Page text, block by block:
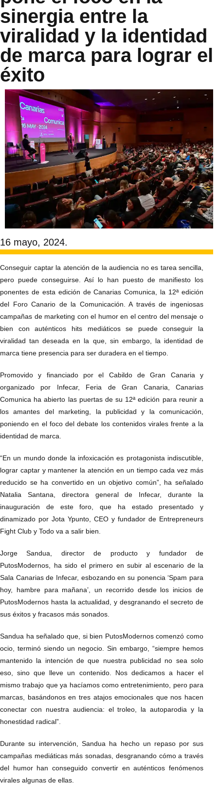
sinergia entre la
viralidad y la identidad
de marca para lograr el
éxito
16 mayo, 2024.
Conseguir captar la atención de la audiencia no es tarea sencilla,
pero puede conseguirse. Así lo han puesto de manifiesto los
ponentes de esta edición de Canarias Comunica, la 12ª edición
del Foro Canario de la Comunicación. A través de ingeniosas
campañas de marketing con el humor en el centro del mensaje o
bien con auténticos hits mediáticos se puede conseguir la
viralidad tan deseada en la que, sin embargo, la identidad de
marca tiene presencia para ser duradera en el tiempo.
Promovido y financiado por el Cabildo de Gran Canaria y
organizado por Infecar, Feria de Gran Canaria, Canarias
Comunica ha abierto las puertas de su 12ª edición para reunir a
los amantes del marketing, la publicidad y la comunicación,
poniendo en el foco del debate los contenidos virales frente a la
identidad de marca.
“En un mundo donde la infoxicación es protagonista indiscutible,
lograr captar y mantener la atención en un tiempo cada vez más
reducido se ha convertido en un objetivo común”, ha señalado
Natalia Santana, directora general de Infecar, durante la
inauguración de este foro, que ha estado presentado y
dinamizado por Jota Ypunto, CEO y fundador de Entrepreneurs
Fight Club y Todo va a salir bien.
Jorge Sandua, director de producto y fundador de
PutosModernos, ha sido el primero en subir al escenario de la
Sala Canarias de Infecar, esbozando en su ponencia ‘Spam para
hoy, hambre para mañana’, un recorrido desde los inicios de
PutosModernos hasta la actualidad, y desgranando el secreto de
sus éxitos y fracasos más sonados.
Sandua ha señalado que, si bien PutosModernos comenzó como
ocio, terminó siendo un negocio. Sin embargo, “siempre hemos
mantenido la intención de que nuestra publicidad no sea solo
eso, sino que lleve un contenido. Nos dedicamos a hacer el
mismo trabajo que ya hacíamos como entretenimiento, pero para
marcas, basándonos en tres atajos emocionales que nos hacen
conectar con nuestra audiencia: el troleo, la autoparodia y la
honestidad radical”.
Durante su intervención, Sandua ha hecho un repaso por sus
campañas mediáticas más sonadas, desgranando cómo a través
del humor han conseguido convertir en auténticos fenómenos
virales algunas de ellas.